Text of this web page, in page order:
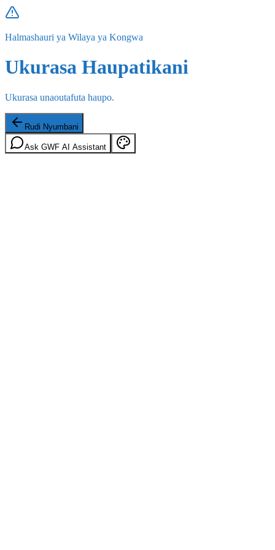
Halmashauri ya Wilaya ya Kongwa
Ukurasa Haupatikani
Ukurasa unaoutafuta haupo.
Rudi Nyumbani
Ask GWF AI Assistant